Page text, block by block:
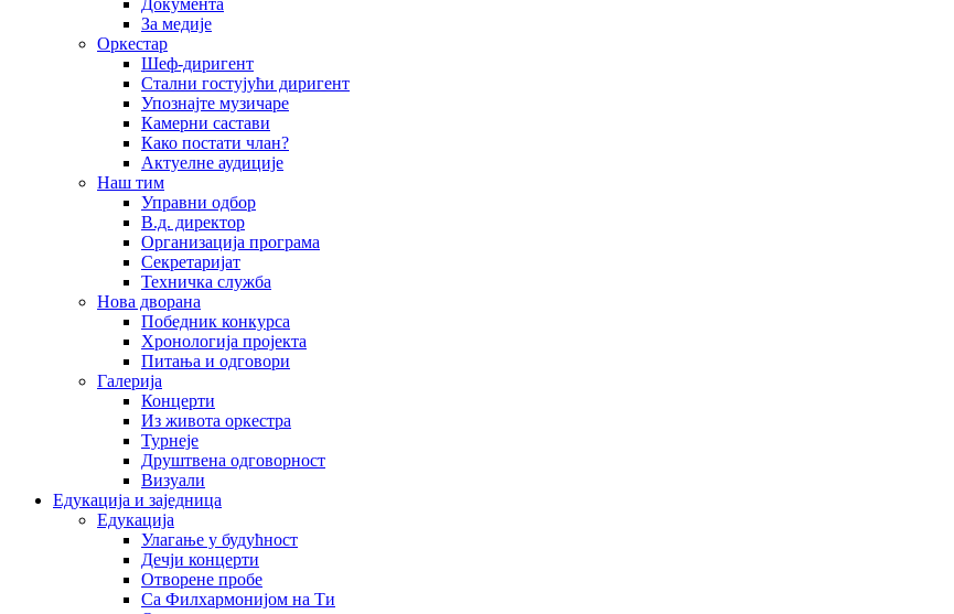
За медије
Оркестар
Шеф-диригент
Стални гостујући диригент
Упознајте музичаре
Камерни састави
Како постати члан?
Актуелне аудиције
Наш тим
Управни одбор
В.д. директор
Организација програма
Секретаријат
Техничка служба
Нова дворана
Победник конкурса
Хронологија пројекта
Питања и одговори
Галерија
Концерти
Из живота оркестра
Турнеје
Друштвена одговорност
Визуали
Едукација и заједница
Едукација
Улагање у будућност
Дечји концерти
Отворене пробе
Са Филхармонијом на Ти